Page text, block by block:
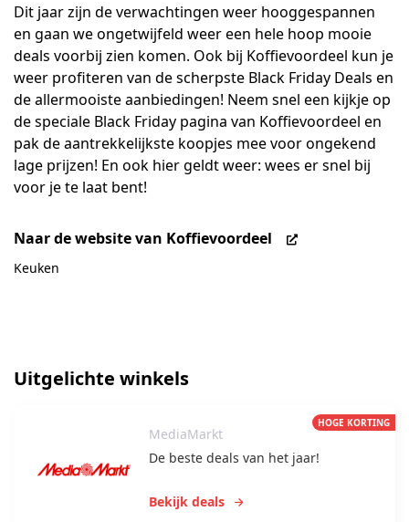
Dit jaar zijn de verwachtingen weer hooggespannen
en gaan we ongetwijfeld weer een hele hoop mooie
deals voorbij zien komen. Ook bij Koffievoordeel kun je
weer profiteren van de scherpste Black Friday Deals en
de allermooiste aanbiedingen! Neem snel een kijkje op
de speciale Black Friday pagina van Koffievoordeel en
pak de aantrekkelijkste koopjes mee voor ongekend
lage prijzen! En ook hier geldt weer: wees er snel bij
voor je te laat bent!
Naar de website van Koffievoordeel
Keuken
Uitgelichte winkels
HOGE KORTING
MediaMarkt
De beste deals van het jaar!
Bekijk deals